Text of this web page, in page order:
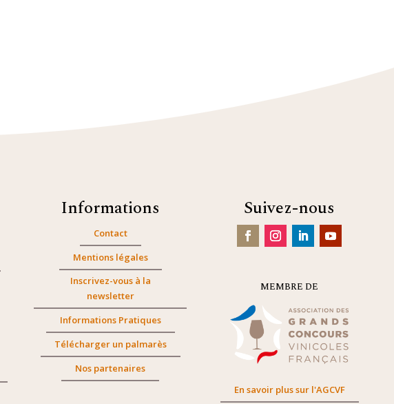
Informations
Contact
Mentions légales
Inscrivez-vous à la
newsletter
Informations Pratiques
Télécharger un palmarès
Nos partenaires
Suivez-nous
MEMBRE DE
En savoir plus sur l'AGCVF